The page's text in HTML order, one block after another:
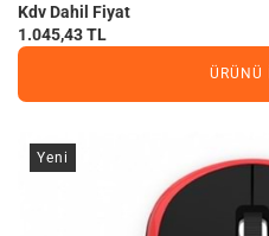
Kdv Dahil Fiyat
1.045,43 TL
ÜRÜNÜ
Yeni